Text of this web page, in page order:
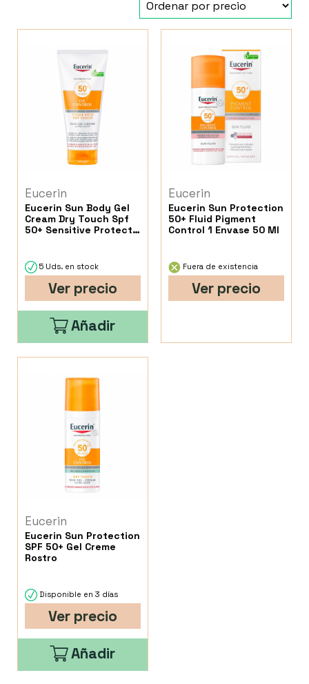
Eucerin
Eucerin Sun Body Gel
Cream Dry Touch Spf
50+ Sensitive Protect 1
5 Uds. en stock
Ver precio
Añadir
Eucerin
Eucerin Sun Protection
50+ Fluid Pigment
Control 1 Envase 50 Ml
Fuera de existencia
Ver precio
Eucerin
Eucerin Sun Protection
SPF 50+ Gel Creme
Rostro
Disponible en 3 días
Ver precio
Añadir